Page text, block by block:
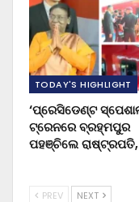
TODAY'S HIGHLIGHT
‘ପ୍ରେସିଡେଣ୍ଟ
ଟ୍ରେନରେ ବ୍ରହ୍ମପୁର
ପହଞ୍ଚିଲେ ରାଷ୍ଟ୍ରପତି,
PREV NEXT